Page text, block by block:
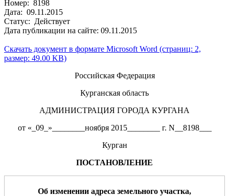
Номер: 8198
Дата: 09.11.2015
Статус: Действует
Дата публикации на сайте: 09.11.2015
Скачать документ в формате Microsoft Word (страниц: 2,
размер: 49.00 KB)
Российская Федерация
Курганская область
АДМИНИСТРАЦИЯ ГОРОДА КУРГАНА
от «_09_»________ноября 2015________ г. N__8198___
Курган
ПОСТАНОВЛЕНИЕ
Об изменении адреса земельного участка,